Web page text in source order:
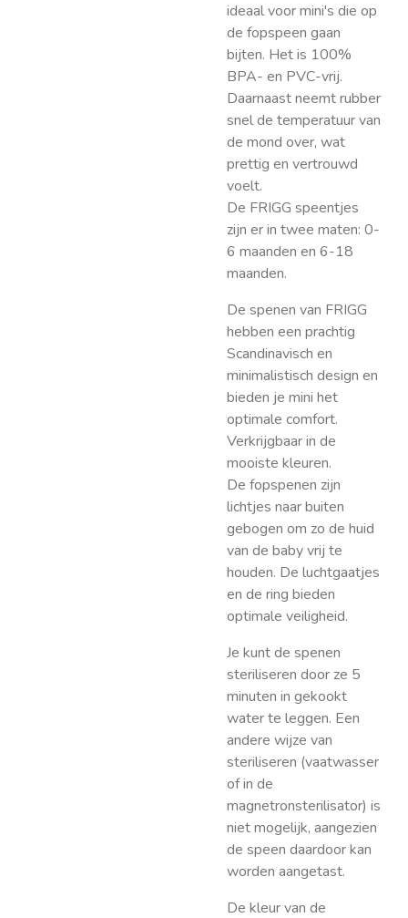
ideaal voor mini's die op
de fopspeen gaan
bijten. Het is 100%
BPA- en PVC-vrij.
Daarnaast neemt rubber
snel de temperatuur van
de mond over, wat
prettig en vertrouwd
voelt.
De FRIGG speentjes
zijn er in twee maten: 0-
6 maanden en 6-18
maanden.
De spenen van FRIGG
hebben een prachtig
Scandinavisch en
minimalistisch design en
bieden je mini het
optimale comfort.
Verkrijgbaar in de
mooiste kleuren.
De fopspenen zijn
lichtjes naar buiten
gebogen om zo de huid
van de baby vrij te
houden. De luchtgaatjes
en de ring bieden
optimale veiligheid.
Je kunt de spenen
steriliseren door ze 5
minuten in gekookt
water te leggen. Een
andere wijze van
steriliseren (vaatwasser
of in de
magnetronsterilisator) is
niet mogelijk, aangezien
de speen daardoor kan
worden aangetast.
De kleur van de